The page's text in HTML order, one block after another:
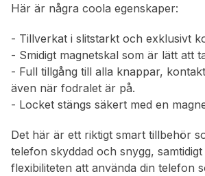
Här är några coola egenskaper:
- Tillverkat i slitstarkt och exklusivt
- Smidigt magnetskal som är lätt att
- Full tillgång till alla knappar,
även när fodralet är på.
- Locket stängs säkert med en
Det här är ett riktigt smart tillbehör
telefon skyddad och snygg,
flexibiliteten att använda din telefon